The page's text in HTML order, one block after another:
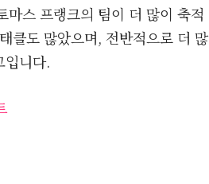
스 프랭크의 팀이 더 많이 축적
클도 많았으며, 전반적으로 더 많
입니다.